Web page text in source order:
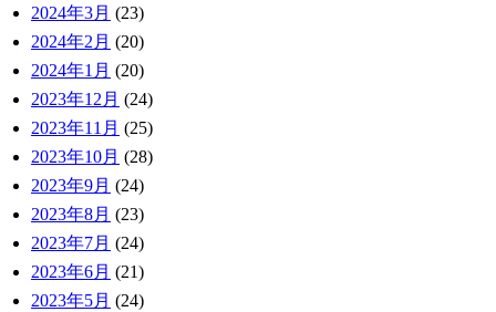
2024年3月 (23)
2024年2月 (20)
2024年1月 (20)
2023年12月 (24)
2023年11月 (25)
2023年10月 (28)
2023年9月 (24)
2023年8月 (23)
2023年7月 (24)
2023年6月 (21)
2023年5月 (24)